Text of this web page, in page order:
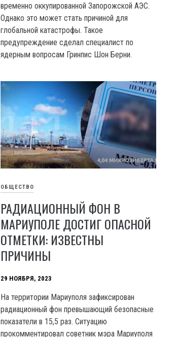
временно оккупированной Запорожской АЭС.
Однако это может стать причиной для
глобальной катастрофы. Такое
предупреждение сделал специалист по
ядерным вопросам Гринпис Шон Берни.
ОБЩЕСТВО
РАДИАЦИОННЫЙ ФОН В
МАРИУПОЛЕ ДОСТИГ ОПАСНОЙ
ОТМЕТКИ: ИЗВЕСТНЫ
ПРИЧИНЫ
29 НОЯБРЯ, 2023
Ha территории Мариуполя зафиксирован
радиационный фон превышающий безопасные
показатели в 15,5 раз. Ситуацию
прокомментировал советник мэра Мариуполя